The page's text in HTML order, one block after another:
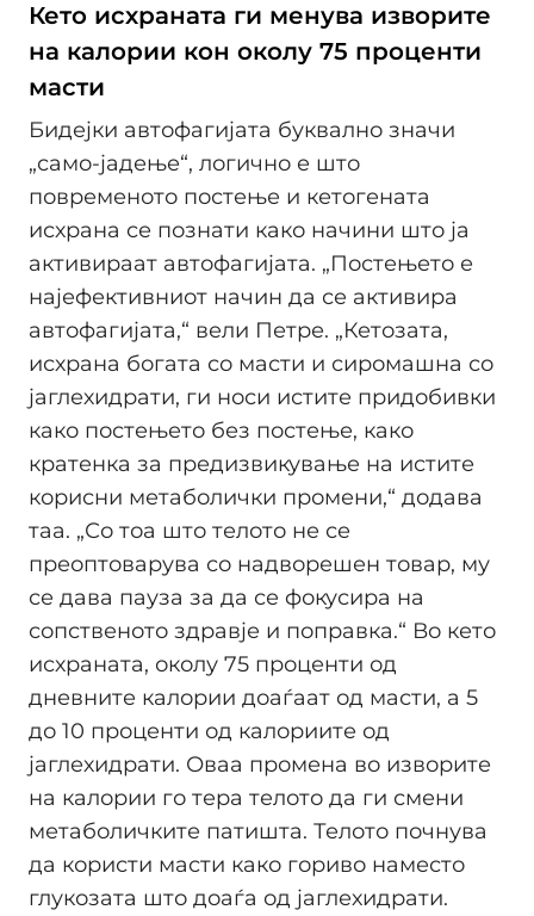
Кето исхраната ги менува изворите
на калории кон околу 75 проценти
масти
Бидејки автофагијата буквално значи
„само-јадење“, логично е што
повременото постење и кетогената
исхрана се познати како начини што ја
активираат автофагијата. „Постењето е
најефективниот начин да се активира
автофагијата,“ вели Петре. „Кетозата,
исхрана богата со масти и сиромашна со
јаглехидрати, ги носи истите придобивки
како постењето без постење, како
кратенка за предизвикување на истите
корисни метаболички промени,“ додава
таа. „Со тоа што телото не се
преоптоварува со надворешен товар, му
се дава пауза за да се фокусира на
сопственото здравје и поправка.“ Во кето
исхраната, околу 75 проценти од
дневните калории доаѓаат од масти, а 5
до 10 проценти од калориите од
јаглехидрати. Оваа промена во изворите
на калории го тера телото да ги смени
метаболичките патишта. Телото почнува
да користи масти како гориво наместо
глукозата што доаѓа од јаглехидрати.